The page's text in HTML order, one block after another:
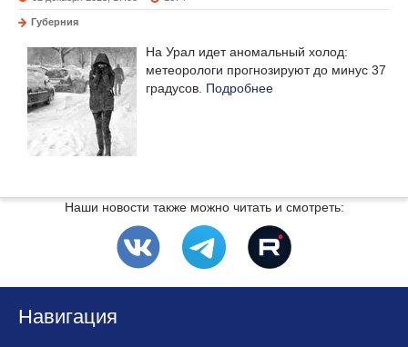
Губерния
На Урал идет аномальный холод:
метеорологи прогнозируют до минус 37
градусов. Подробнее
Наши новости также можно читать и смотреть:
Навигация